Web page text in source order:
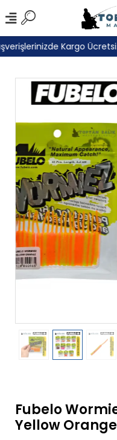
Kargo Ücretsiz!
Fubelo
Yellow